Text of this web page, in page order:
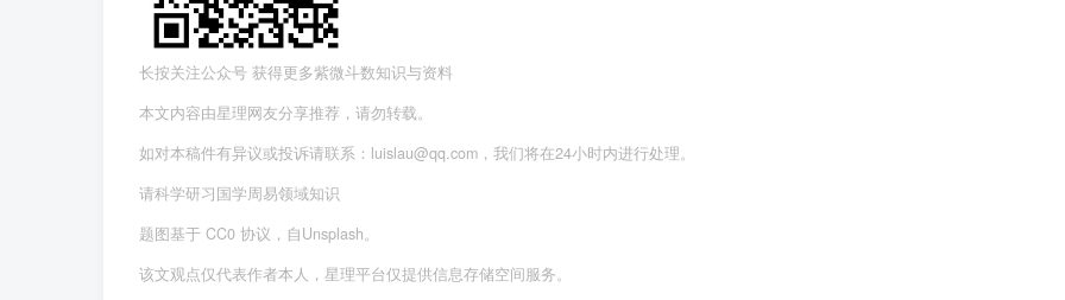
长按关注公众号 获得更多紫微斗数知识与资料
本文内容由星理网友分享推荐，请勿转载。
如对本稿件有异议或投诉请联系：luislau@qq.com，我们将在24小时内进行处理。
请科学研习国学周易领域知识
题图基于 CC0 协议，自Unsplash。
该文观点仅代表作者本人，星理平台仅提供信息存储空间服务。